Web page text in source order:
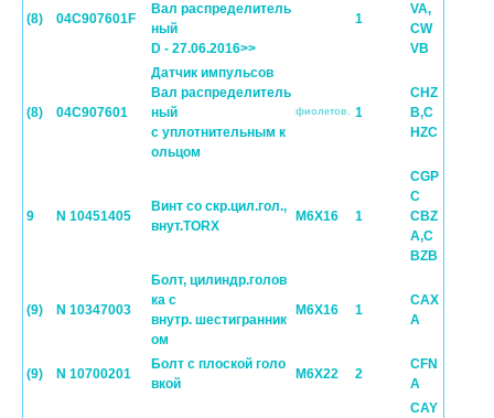
(8) 04C907601F
Вал распределитель
ный
D - 27.06.2016>>
1
VA,
CW
VB
(8) 04C907601
Датчик импульсов
Вал распределитель
ный
с уплотнительным к
ольцом
фиолетов. 1
CHZ
B,C
HZC
9 N 10451405
Винт со скр.цил.гол.,
внут.TORX
M6X16 1
CGP
C
CBZ
A,C
BZB
(9) N 10347003
Болт, цилиндр.голов
ка с
внутр. шестигранник
ом
M6X16 1
CAX
A
(9) N 10700201
Болт с плоской голо
вкой
M6X22 2
CFN
A
CAY